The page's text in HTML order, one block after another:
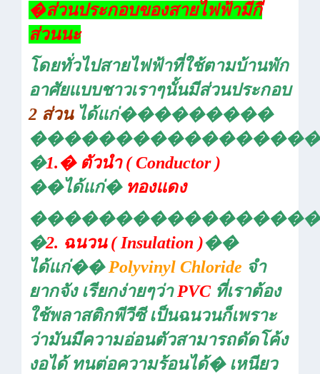
�ส่วนประกอบของสายไฟฟ้ามีกี่
ส่วนนะ
โดยทั่วไปสายไฟฟ้าที่ใช้ตามบ้านพัก
อาศัยแบบชาวเราๆนั้นมีส่วนประกอบ
2 ส่วน ได้แก่���������
�1.� ตัวนำ( Conductor )
��ได้แก่� ทองแดง
�2. ฉนวน (Insulation )��
ได้แก่�� Polyvinyl Chloride จำ
ยากจัง เรียกง่ายๆว่า PVC ที่เราต้อง
ใช้พลาสติกพีวีซี เป็นฉนวนก็เพราะ
ว่ามันมีความอ่อนตัวสามารถดัดโค้ง
งอได้ ทนต่อความร้อนได้� เหนียว